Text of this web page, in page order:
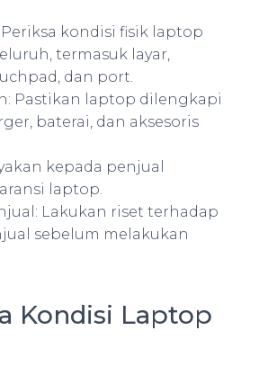
Periksa kondisi fisik laptop
termasuk layar,
dan port.
Pastikan laptop dilengkapi
baterai, dan aksesoris
kepada penjual
laptop.
Lakukan riset terhadap
sebelum melakukan
Kondisi Laptop